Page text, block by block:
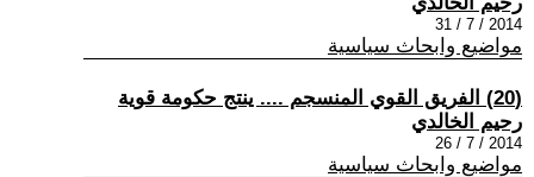
2014 / 7 / 31
مواضيع وابحاث سياسية
(20) الفريق القوي المنسجم .... ينتج حكومة قوية
رحيم الخالدي
2014 / 7 / 26
مواضيع وابحاث سياسية